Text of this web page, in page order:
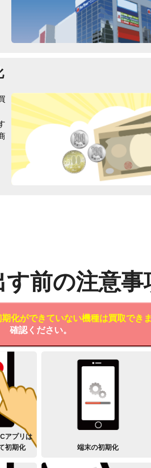
す前の注意事
化ができていない機種は買取でき
確認ください。
アプリは
初期化
端末の初期化